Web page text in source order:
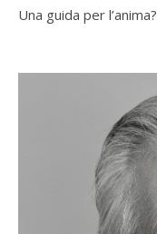
Una guida per l’anima?